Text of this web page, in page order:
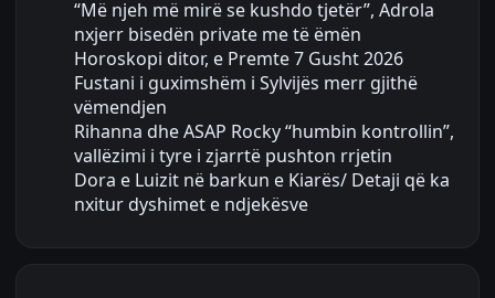
“Më njeh më mirë se kushdo tjetër”, Adrola
nxjerr bisedën private me të ëmën
Horoskopi ditor, e Premte 7 Gusht 2026
Fustani i guximshëm i Sylvijës merr gjithë
vëmendjen
Rihanna dhe ASAP Rocky “humbin kontrollin”,
vallëzimi i tyre i zjarrtë pushton rrjetin
Dora e Luizit në barkun e Kiarës/ Detaji që ka
nxitur dyshimet e ndjekësve